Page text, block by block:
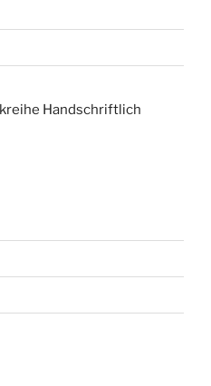
Handschriftlich